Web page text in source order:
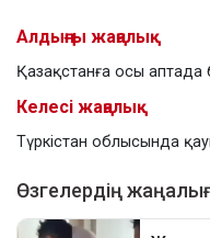
Алдыңғы жаңалық
Қазақстанға осы аптада
Келесі жаңалық
Түркістан облысында